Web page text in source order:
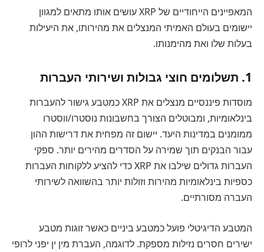
המאפיינים הייחודיים של XRP עושים אותו מתאים למגוון
יישומים בעולם האמיתי המנצלים את מהירותו, את היעילות
בעלות שלו ואת מהימנותו.
1. תשלומים חוצי גבולות ושירותי העברות
מוסדות פיננסיים מנצלים את XRP כמטבע גישור להעברות
בינלאומיות, ומבוטלים הצורך בחשבונות נוסטרו/ווסטרו
ממומנים במדינות היעד. יישום זה מפחית את דרישות ההון
עבור הבנקים תוך שמירה על הסדרים מהירים יותר. ספקי
העברות גדולים שילבו את XRP כדי להציע ללקוחות העברות
כספיות בינלאומיות מהירות וזולות יותר בהשוואה לשירותי
העברה מסורתיים.
המטבע הדיגיטלי פועל כמטבע ביניים כאשר זוגות מטבע
ישירים חסרים נזילות מספקת. לדוגמה, העברת מין ין יפני לרופי